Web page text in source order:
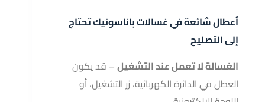
أعطال شائعة في غسالات باناسونيك تحتاج
إلى التصليح
الغسالة لا تعمل عند التشغيل– قد يكون
العطل في الدائرة الكهربائية، زر التشغيل، أو